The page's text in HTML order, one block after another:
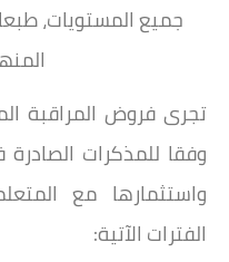
جميع المستويات،
تجرى فروض المراقبة
وفقا للمذكرات
واستثمارها مع
الفترات الآتية: